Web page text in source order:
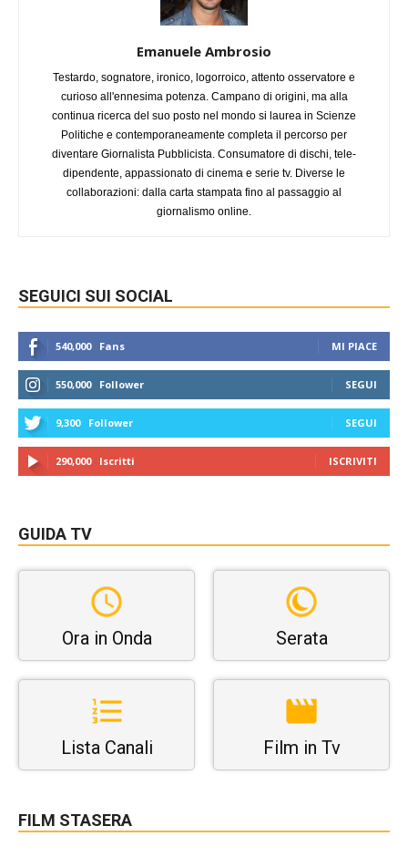
Emanuele Ambrosio
Testardo, sognatore, ironico, logorroico, attento osservatore e
curioso all'ennesima potenza. Campano di origini, ma alla
continua ricerca del suo posto nel mondo si laurea in Scienze
Politiche e contemporaneamente completa il percorso per
diventare Giornalista Pubblicista. Consumatore di dischi, tele-
dipendente, appassionato di cinema e serie tv. Diverse le
collaborazioni: dalla carta stampata fino al passaggio al
giornalismo online.
SEGUICI SUI SOCIAL
540,000 Fans MI PIACE
550,000 Follower SEGUI
9,300 Follower SEGUI
290,000 Iscritti ISCRIVITI
GUIDA TV
Ora in Onda Serata
Lista Canali Film in Tv
FILM STASERA